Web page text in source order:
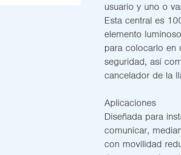
usuario y uno o
Esta central es
elemento
para colocarlo en
seguridad, así
cancelador de la
Aplicaciones
Diseñada para
comunicar,
con movilidad